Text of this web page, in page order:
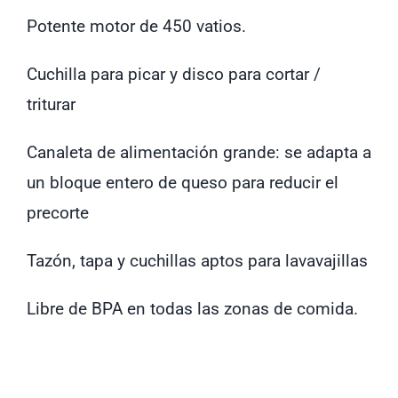
Potente motor de 450 vatios.
Cuchilla para picar y disco para cortar /
triturar
Canaleta de alimentación grande: se adapta a
un bloque entero de queso para reducir el
precorte
Tazón, tapa y cuchillas aptos para lavavajillas
Libre de BPA en todas las zonas de comida.